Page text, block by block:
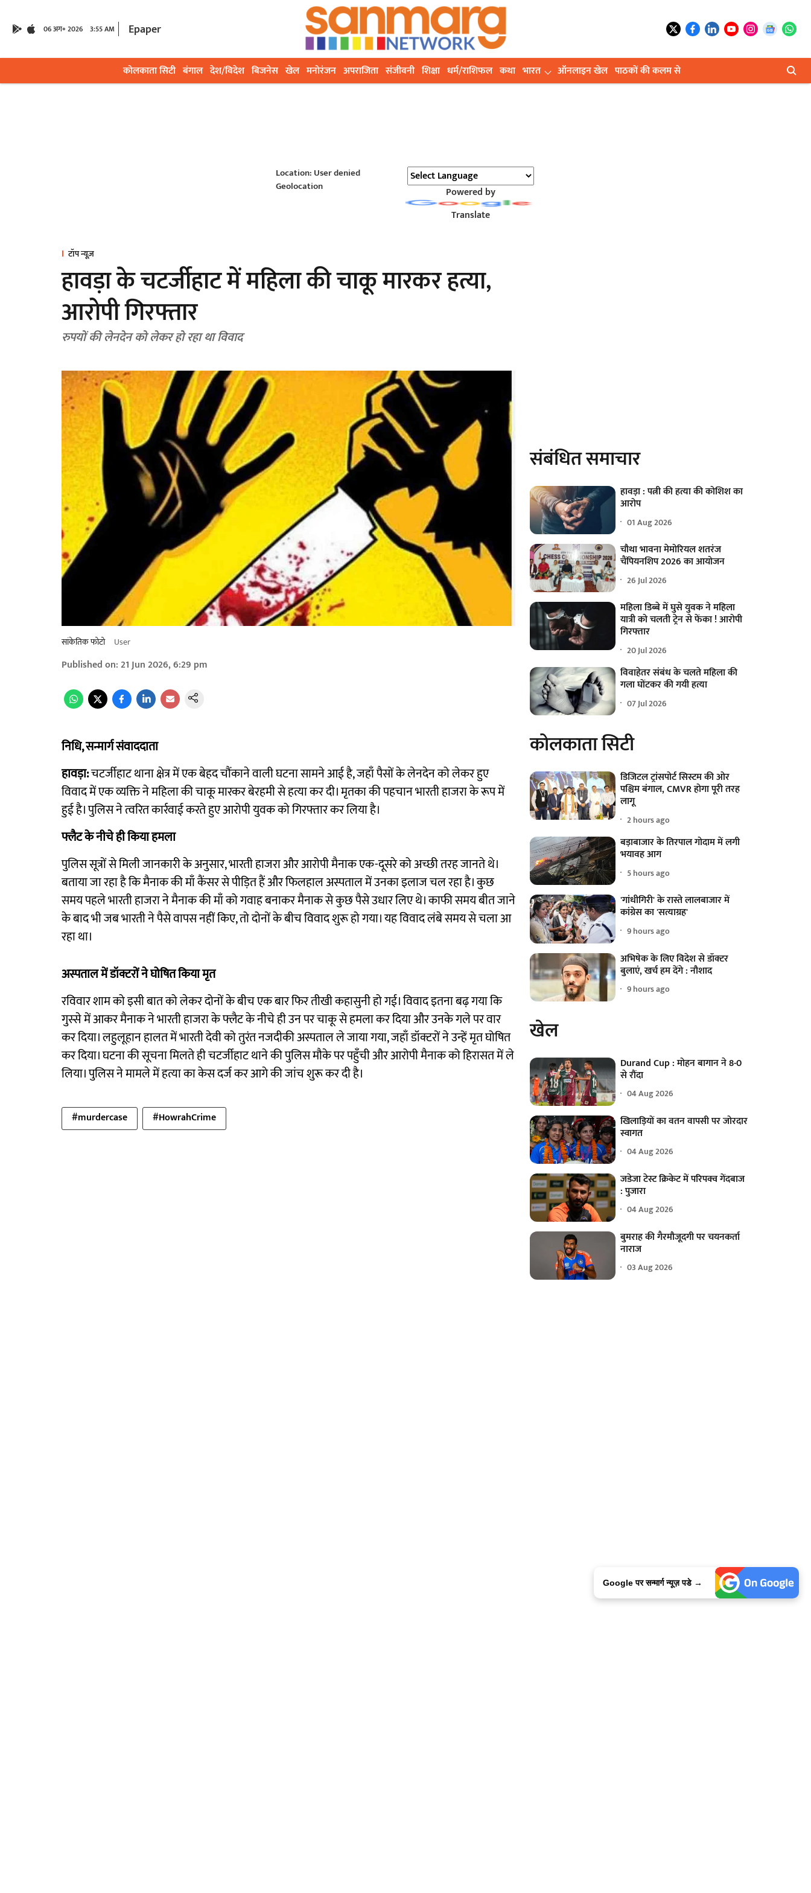
06 अग॰ 2026 3:55 AM Epaper
कोलकाता सिटी बंगाल देश/विदेश बिजनेस खेल मनोरंजन अपराजिता संजीवनी शिक्षा धर्म/राशिफल कथा भारत ऑनलाइन खेल पाठकों की कलम से
Location: User denied
Geolocation
Powered by
Translate
टॉप न्यूज़
हावड़ा के चटर्जीहाट में महिला की चाकू मारकर हत्या,
आरोपी गिरफ्तार
रुपयों की लेनदेन को लेकर हो रहा था विवाद
सांकेतिक फोटो User
Published on:21 Jun 2026, 6:29 pm
निधि, सन्मार्ग संवाददाता
हावड़ा:चटर्जीहाट थाना क्षेत्र में एक बेहद चौंकाने वाली घटना सामने आई है, जहाँ पैसों के लेनदेन को लेकर हुए
विवाद में एक व्यक्ति ने महिला की चाकू मारकर बेरहमी से हत्या कर दी। मृतका की पहचान भारती हाजरा के रूप में
हुई है। पुलिस ने त्वरित कार्रवाई करते हुए आरोपी युवक को गिरफ्तार कर लिया है।
फ्लैट के नीचे ही किया हमला
पुलिस सूत्रों से मिली जानकारी के अनुसार, भारती हाजरा और आरोपी मैनाक एक-दूसरे को अच्छी तरह जानते थे।
बताया जा रहा है कि मैनाक की माँ कैंसर से पीड़ित हैं और फिलहाल अस्पताल में उनका इलाज चल रहा है। कुछ
समय पहले भारती हाजरा ने मैनाक की माँ को गवाह बनाकर मैनाक से कुछ पैसे उधार लिए थे। काफी समय बीत जाने
के बाद भी जब भारती ने पैसे वापस नहीं किए, तो दोनों के बीच विवाद शुरू हो गया। यह विवाद लंबे समय से चला आ
रहा था।
अस्पताल में डॉक्टरों ने घोषित किया मृत
रविवार शाम को इसी बात को लेकर दोनों के बीच एक बार फिर तीखी कहासुनी हो गई। विवाद इतना बढ़ गया कि
गुस्से में आकर मैनाक ने भारती हाजरा के फ्लैट के नीचे ही उन पर चाकू से हमला कर दिया और उनके गले पर वार
कर दिया। लहुलूहान हालत में भारती देवी को तुरंत नजदीकी अस्पताल ले जाया गया, जहाँ डॉक्टरों ने उन्हें मृत घोषित
कर दिया। घटना की सूचना मिलते ही चटर्जीहाट थाने की पुलिस मौके पर पहुँची और आरोपी मैनाक को हिरासत में ले
लिया। पुलिस ने मामले में हत्या का केस दर्ज कर आगे की जांच शुरू कर दी है।
#murdercase #HowrahCrime
संबंधित समाचार
हावड़ा : पत्नी की हत्या की कोशिश का
आरोप
01 Aug 2026
चौथा भावना मेमोरियल शतरंज
चैंपियनशिप 2026 का आयोजन
26 Jul 2026
महिला डिब्बे में घुसे युवक ने महिला
यात्री को चलती ट्रेन से फेंका ! आरोपी
गिरफ्तार
20 Jul 2026
विवाहेतर संबंध के चलते महिला की
गला घोंटकर की गयी हत्या
07 Jul 2026
कोलकाता सिटी
डिजिटल ट्रांसपोर्ट सिस्टम की ओर
पश्चिम बंगाल, CMVR होगा पूरी तरह
लागू
2 hours ago
बड़ाबाजार के तिरपाल गोदाम में लगी
भयावह आग
5 hours ago
'गांधीगिरी' के रास्ते लालबाजार में
कांग्रेस का 'सत्याग्रह'
9 hours ago
अभिषेक के लिए विदेश से डॉक्टर
बुलाएं, खर्च हम देंगे : नौशाद
9 hours ago
खेल
Durand Cup : मोहन बागान ने 8-0
से रौंदा
04 Aug 2026
खिलाड़ियों का वतन वापसी पर जोरदार
स्वागत
04 Aug 2026
जडेजा टेस्ट क्रिकेट में परिपक्व गेंदबाज
: पुजारा
04 Aug 2026
बुमराह की गैरमौजूदगी पर चयनकर्ता
नाराज
03 Aug 2026
Google पर सन्मार्ग न्यूज़ पडे →